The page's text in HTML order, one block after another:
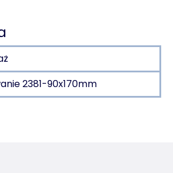
2381-90x170mm